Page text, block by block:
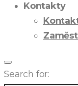
Kontakty
Search for: